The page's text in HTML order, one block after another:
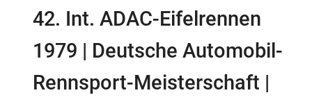
42. Int. ADAC-Eifelrennen
1979 | Deutsche Automobil-
Rennsport-Meisterschaft |